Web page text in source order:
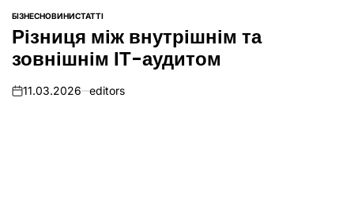
ОПУБЛІКУВАТИ
У
БІЗНЕСНОВИНИСТАТТІ
Різниця між внутрішнім та
зовнішнім ІТ-аудитом
on
11.03.2026 editors